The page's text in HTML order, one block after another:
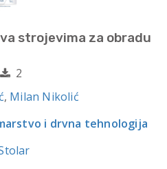
strojevima za obradu
2
, Milan Nikolić
i drvna tehnologija